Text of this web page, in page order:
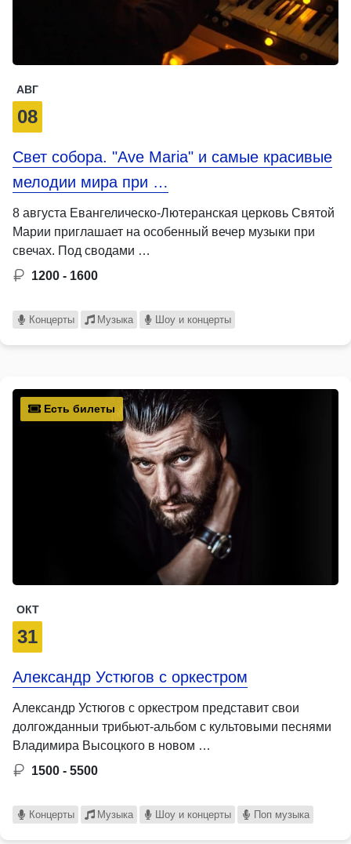
АВГ
08
Свет собора. "Ave Maria" и самые красивые
мелодии мира при …
8 августа Евангелическо-Лютеранская церковь Святой
Марии приглашает на особенный вечер музыки при
свечах. Под сводами …
1200 - 1600
Концерты Музыка Шоу и концерты
Есть билеты
ОКТ
31
Александр Устюгов с оркестром
Александр Устюгов с оркестром представит свои
долгожданныи трибьют-альбом с культовыми песнями
Владимира Высоцкого в новом …
1500 - 5500
Концерты Музыка Шоу и концерты Поп музыка